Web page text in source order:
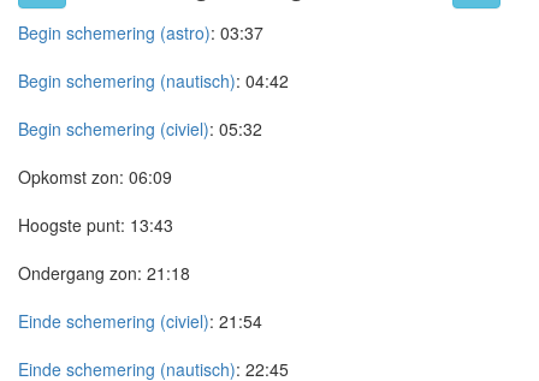
Begin schemering (astro): 03:37
Begin schemering (nautisch): 04:42
Begin schemering (civiel): 05:32
Opkomst zon: 06:09
Hoogste punt: 13:43
Ondergang zon: 21:18
Einde schemering (civiel): 21:54
Einde schemering (nautisch): 22:45